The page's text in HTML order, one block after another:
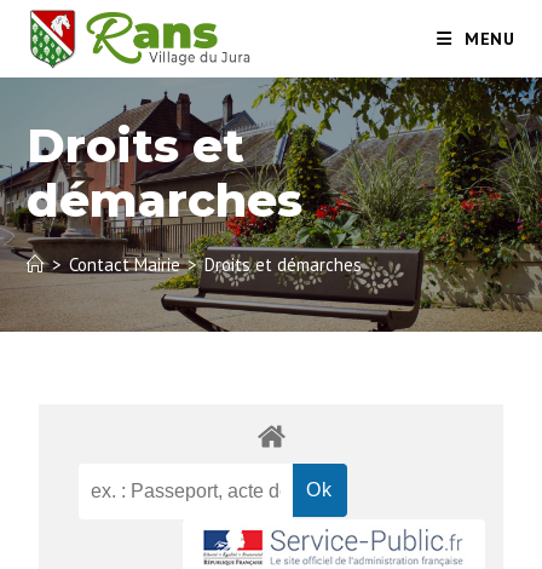
MENU
Droits et
démarches
> Contact Mairie > Droits et démarches